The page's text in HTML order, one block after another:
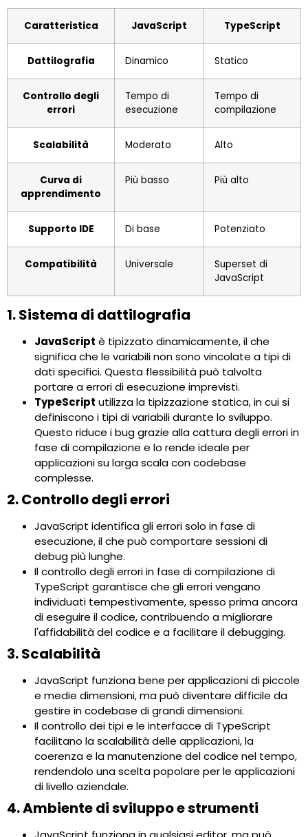
Caratteristica JavaScript TypeScript
Dattilografia Dinamico Statico
Controllo degli
errori
Tempo di
esecuzione
Tempo di
compilazione
Scalabilità Moderato Alto
Curva di
apprendimento
Più basso Più alto
Supporto IDE Di base Potenziato
Compatibilità Universale
Superset di
JavaScript
1. Sistema di dattilografia
JavaScript è tipizzato dinamicamente, il che
significa che le variabili non sono vincolate a tipi di
dati specifici. Questa flessibilità può talvolta
portare a errori di esecuzione imprevisti.
TypeScript utilizza la tipizzazione statica, in cui si
definiscono i tipi di variabili durante lo sviluppo.
Questo riduce i bug grazie alla cattura degli errori in
fase di compilazione e lo rende ideale per
applicazioni su larga scala con codebase
complesse.
2. Controllo degli errori
JavaScript identifica gli errori solo in fase di
esecuzione, il che può comportare sessioni di
debug più lunghe.
Il controllo degli errori in fase di compilazione di
TypeScript garantisce che gli errori vengano
individuati tempestivamente, spesso prima ancora
di eseguire il codice, contribuendo a migliorare
l'affidabilità del codice e a facilitare il debugging.
3. Scalabilità
JavaScript funziona bene per applicazioni di piccole
e medie dimensioni, ma può diventare difficile da
gestire in codebase di grandi dimensioni.
Il controllo dei tipi e le interfacce di TypeScript
facilitano la scalabilità delle applicazioni, la
coerenza e la manutenzione del codice nel tempo,
rendendolo una scelta popolare per le applicazioni
di livello aziendale.
4. Ambiente di sviluppo e strumenti